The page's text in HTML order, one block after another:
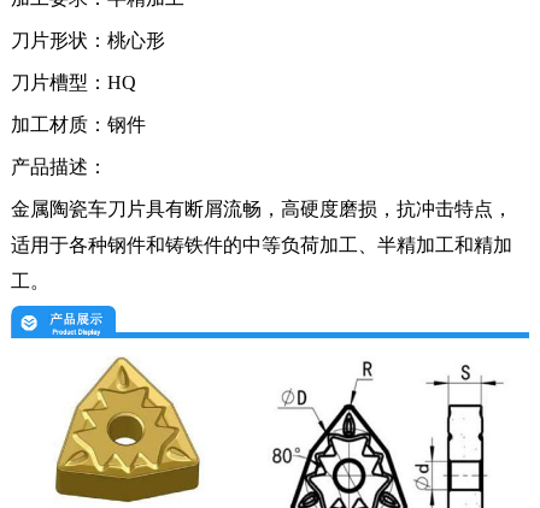
刀片形状： 桃心形
刀片槽型： HQ
加工材质： 钢件
产品描述：
金属陶瓷车刀片具有断屑流畅，高硬度磨损，抗冲击特点，
适用于各种钢件和铸铁件的中等负荷加工、半精加工和精加
工。